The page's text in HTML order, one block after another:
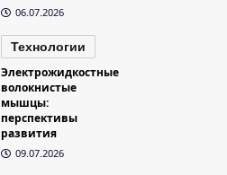
06.07.2026
Технологии
Электрожидкостные
волокнистые
мышцы:
перспективы
развития
09.07.2026